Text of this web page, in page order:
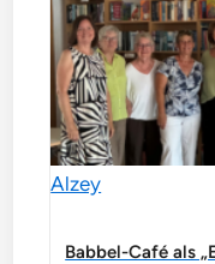
Alzey
Babbel-Café als